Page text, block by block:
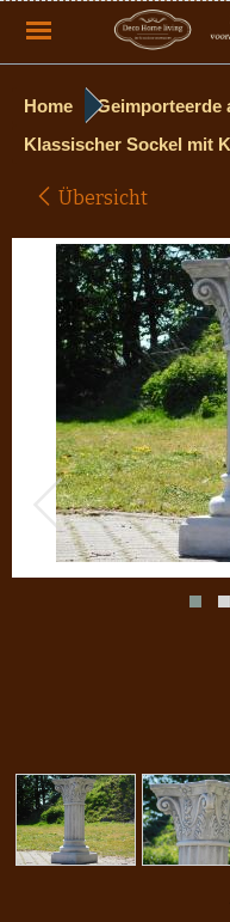
Home
Geimporteerde
Klassischer Sockel mit
Übersicht